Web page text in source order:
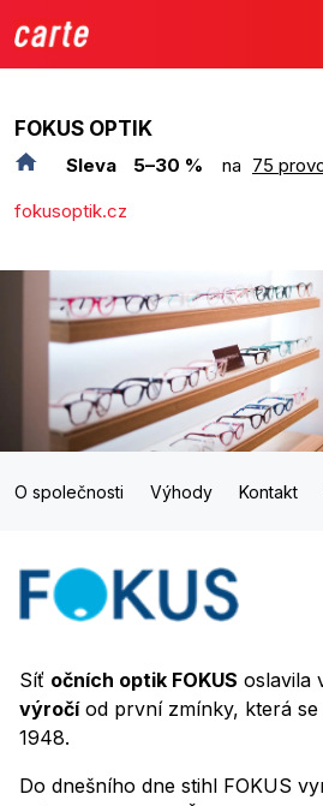
FOKUS OPTIK
Sleva 5–30 % na 75
fokusoptik.cz
O společnosti Výhody Kontakt
Síť očních optik FOKUS oslavila
výročíod první zmínky, která se
1948.
Do dnešního dne stihl FOKUS